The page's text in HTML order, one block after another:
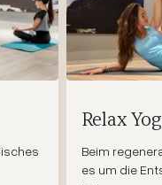
Relax
Beim
es um die